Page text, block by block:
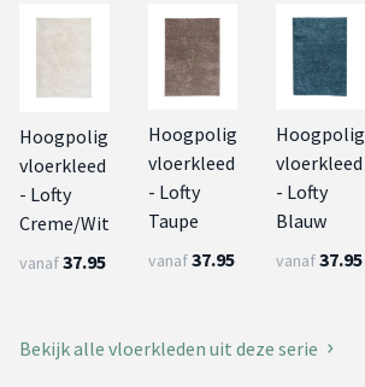
Hoogpolig
vloerkleed
- Lofty
Creme/Wit
vanaf37.95
Hoogpolig
vloerkleed
- Lofty
Taupe
vanaf37.95
Hoogpolig
vloerkleed
- Lofty
Blauw
vanaf37.95
Bekijk alle vloerkleden uit deze serie